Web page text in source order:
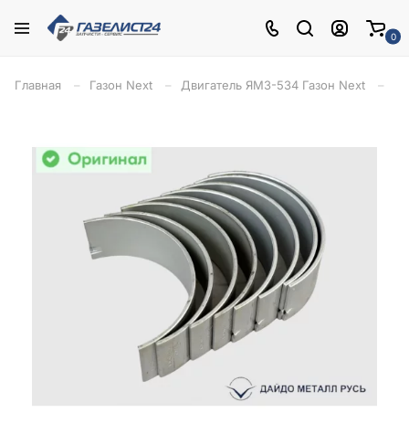
0
Главная Газон Next Двигатель ЯМЗ-534 Газон Next